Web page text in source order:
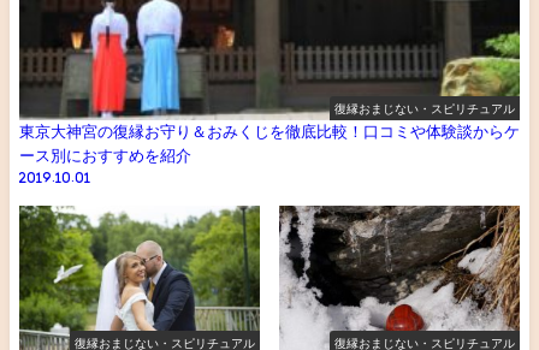
復縁おまじない・スピリチュアル
東京大神宮の復縁お守り＆おみくじを徹底比較！口コミや体験談からケ
ース別におすすめを紹介
2019.10.01
復縁おまじない・スピリチュアル 復縁おまじない・スピリチュアル